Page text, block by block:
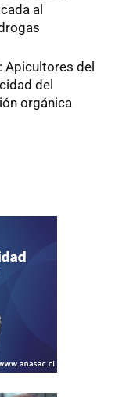
al
Apicultores del
del
orgánica